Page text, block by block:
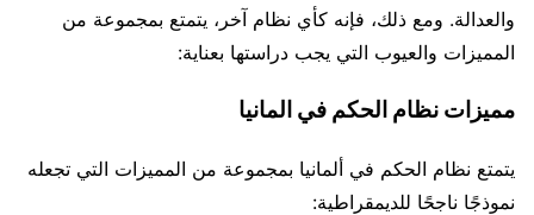
والعدالة. ومع ذلك، فإنه كأي نظام آخر، يتمتع بمجموعة من
المميزات والعيوب التي يجب دراستها بعناية:
مميزات نظام الحكم في المانيا
يتمتع نظام الحكم في ألمانيا بمجموعة من المميزات التي تجعله
نموذجًا ناجحًا للديمقراطية: